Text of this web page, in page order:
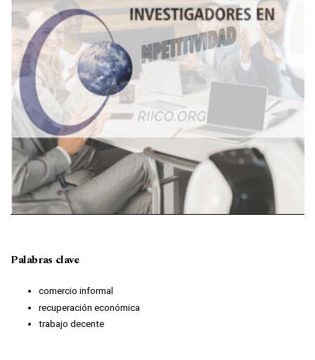
Palabras clave
comercio informal
recuperación económica
trabajo decente